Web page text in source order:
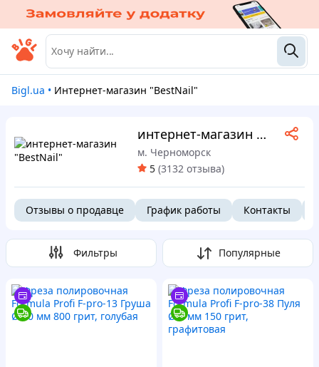
Bigl.ua • интернет-магазин "BestNail"
интернет-магазин "BestNail"
м. Черноморск
5 (3132 отзыва)
Отзывы о продавце График работы Контакты
Фильтры Популярные